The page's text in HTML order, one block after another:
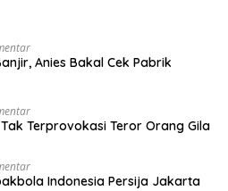
Anies Bakal Cek Pabrik
Terprovokasi Teror Orang Gila
Indonesia Persija Jakarta